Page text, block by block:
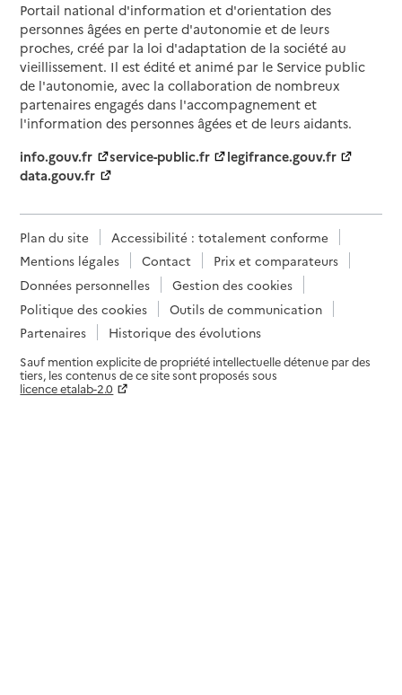
Portail national d'information et d'orientation des
personnes âgées en perte d'autonomie et de leurs
proches, créé par la loi d'adaptation de la société au
vieillissement. Il est édité et animé par le Service public
de l'autonomie, avec la collaboration de nombreux
partenaires engagés dans l'accompagnement et
l'information des personnes âgées et de leurs aidants.
info.gouv.fr
service-public.fr
legifrance.gouv.fr
data.gouv.fr
Plan du site
Accessibilité : totalement conforme
Mentions légales
Contact
Prix et comparateurs
Données personnelles
Gestion des cookies
Politique des cookies
Outils de communication
Partenaires
Historique des évolutions
Sauf mention explicite de propriété intellectuelle détenue par des
tiers, les contenus de ce site sont proposés sous
licence etalab-2.0